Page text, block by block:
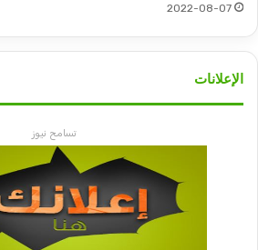
2022-08-07
الإعلانات
تسامح نيوز